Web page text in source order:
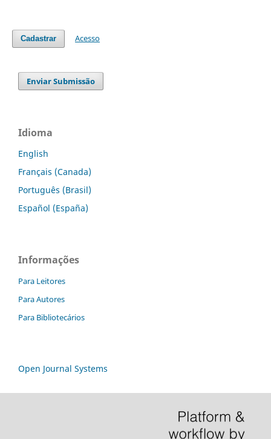
Cadastrar Acesso
Enviar Submissão
Idioma
English
Français (Canada)
Português (Brasil)
Español (España)
Informações
Para Leitores
Para Autores
Para Bibliotecários
Open Journal Systems